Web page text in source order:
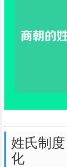
姓氏制
化